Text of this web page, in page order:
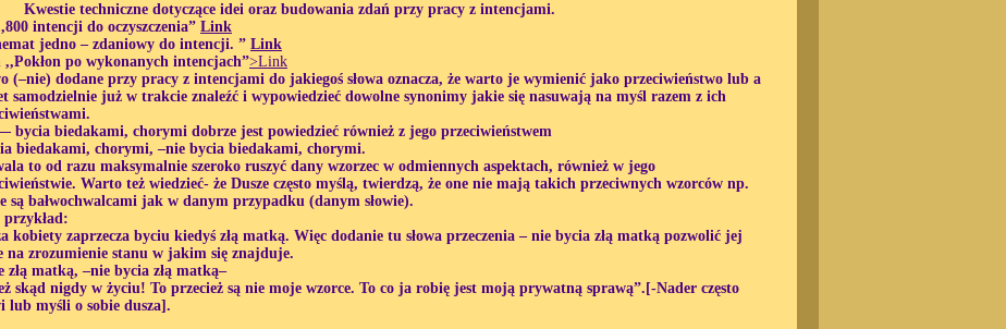
Kwestie techniczne dotyczące idei oraz budowania zdań przy pracy z intencjami.
intencji do oczyszczenia” Link
jedno – zdaniowy do intencji. ” Link
po wykonanych intencjach”>Link
(–nie) dodane przy pracy z intencjami do jakiegoś słowa oznacza, że warto je wymienić jako przeciwieństwo lub a
samodzielnie już w trakcie znaleźć i wypowiedzieć dowolne synonimy jakie się nasuwają na myśl razem z ich
bycia biedakami, chorymi dobrze jest powiedzieć również z jego przeciwieństwem
biedakami, chorymi, –nie bycia biedakami, chorymi.
to od razu maksymalnie szeroko ruszyć dany wzorzec w odmiennych aspektach, również w jego
Warto też wiedzieć- że Dusze często myślą, twierdzą, że one nie mają takich przeciwnych wzorców np.
są bałwochwalcami jak w danym przypadku (danym słowie).
kobiety zaprzecza byciu kiedyś złą matką. Więc dodanie tu słowa przeczenia – nie bycia złą matką pozwolić jej
na zrozumienie stanu w jakim się znajduje.
złą matką, –nie bycia złą matką–
skąd nigdy w życiu! To przecież są nie moje wzorce. To co ja robię jest moją prywatną sprawą”.[-Nader często
lub myśli o sobie dusza].